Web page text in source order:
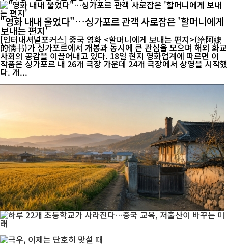
"영화 내내 울었다"…싱가포르 관객 사로잡은 '할머니에게
보내는 편지'
[인터내셔널포커스] 중국 영화 <할머니에게 보내는 편지>(给阿嬷
的情书)가 싱가포르에서 개봉과 동시에 큰 관심을 모으며 해외 화교
사회의 공감을 이끌어내고 있다. 18일 현지 영화업계에 따르면 이
작품은 싱가포르 내 26개 극장 가운데 24개 극장에서 상영을 시작했
다. 개...